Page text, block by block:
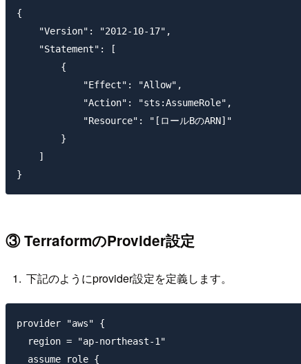
{
    "Version": "2012-10-17",
    "Statement": [
        {
            "Effect": "Allow",
            "Action": "sts:AssumeRole",
            "Resource": "[ロールBのARN]"
        }
    ]
③ TerraformのProvider設定
下記のようにprovider設定を定義します。
provider "aws" {
  region = "ap-northeast-1"
  assume_role {